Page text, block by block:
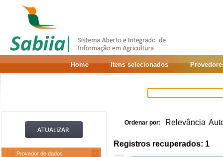
Home Itens selecionados
Provedor de dados
Ordenar por: Relevância
Registros recuperados: 1